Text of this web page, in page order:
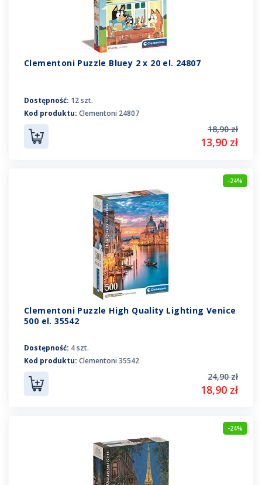
Clementoni Puzzle Bluey 2 x 20 el. 24807
Dostępność: 12 szt.
Kod produktu: Clementoni 24807
18,90 zł
13,90 zł
-24%
Clementoni Puzzle High Quality Lighting Venice
500 el. 35542
Dostępność: 4 szt.
Kod produktu: Clementoni 35542
24,90 zł
18,90 zł
-24%